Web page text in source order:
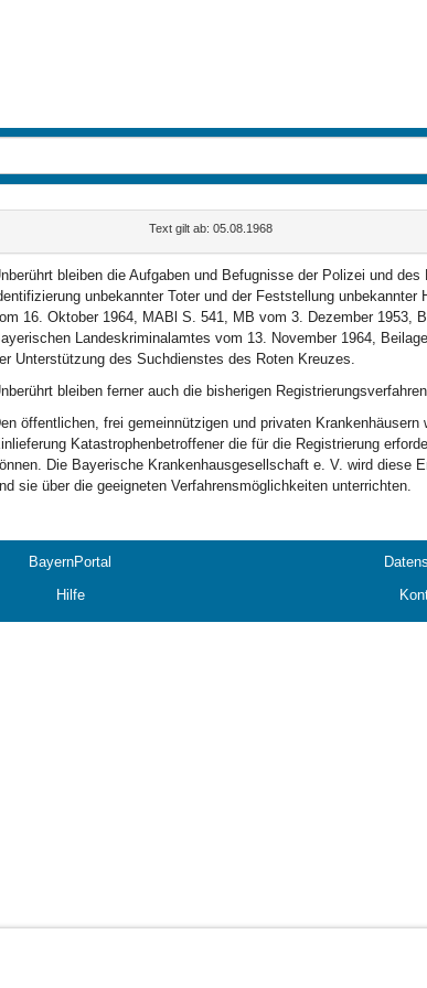
Text gilt ab: 05.08.1968
bleiben die Aufgaben und Befugnisse der Polizei und
unbekannter Toter und der Feststellung
16. Oktober 1964, MABl S. 541, MB vom 3. Dezember 1953,
Landeskriminalamtes vom 13. November 1964,
Unterstützung des Suchdienstes des Roten Kreuzes.
bleiben ferner auch die bisherigen
öffentlichen, frei gemeinnützigen und privaten
Katastrophenbetroffener die für die Registrierung
Die Bayerische Krankenhausgesellschaft e. V. wird diese
sie über die geeigneten Verfahrensmöglichkeiten unterrichten.
BayernPortal
Hilfe